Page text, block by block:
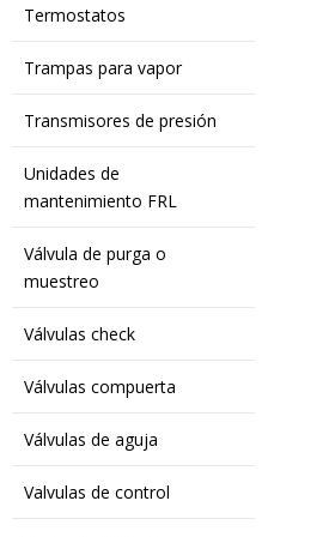
Termostatos
Trampas para vapor
Transmisores de presión
Unidades de
mantenimiento FRL
Válvula de purga o
muestreo
Válvulas check
Válvulas compuerta
Válvulas de aguja
Valvulas de control